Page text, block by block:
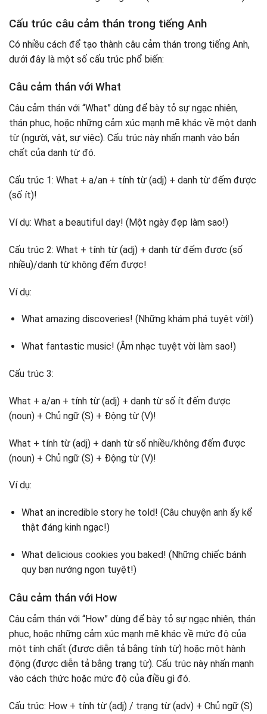
Cấu trúc câu cảm thán trong tiếng Anh
Có nhiều cách để tạo thành câu cảm thán trong tiếng Anh,
dưới đây là một số cấu trúc phổ biến:
Câu cảm thán với What
Câu cảm thán với “What” dùng để bày tỏ sự ngạc nhiên,
thán phục, hoặc những cảm xúc mạnh mẽ khác về một danh
từ (người, vật, sự việc). Cấu trúc này nhấn mạnh vào bản
chất của danh từ đó.
Cấu trúc 1: What + a/an + tính từ (adj) + danh từ đếm được
(số ít)!
Ví dụ: What a beautiful day! (Một ngày đẹp làm sao!)
Cấu trúc 2: What + tính từ (adj) + danh từ đếm được (số
nhiều)/danh từ không đếm được!
Ví dụ:
What amazing discoveries! (Những khám phá tuyệt vời!)
What fantastic music! (Âm nhạc tuyệt vời làm sao!)
Cấu trúc 3:
What + a/an + tính từ (adj) + danh từ số ít đếm được
(noun) + Chủ ngữ (S) + Động từ (V)!
What + tính từ (adj) + danh từ số nhiều/không đếm được
(noun) + Chủ ngữ (S) + Động từ (V)!
Ví dụ:
What an incredible story he told! (Câu chuyện anh ấy kể
thật đáng kinh ngạc!)
What delicious cookies you baked! (Những chiếc bánh
quy bạn nướng ngon tuyệt!)
Câu cảm thán với How
Câu cảm thán với “How” dùng để bày tỏ sự ngạc nhiên, thán
phục, hoặc những cảm xúc mạnh mẽ khác về mức độ của
một tính chất (được diễn tả bằng tính từ) hoặc một hành
động (được diễn tả bằng trạng từ). Cấu trúc này nhấn mạnh
vào cách thức hoặc mức độ của điều gì đó.
Cấu trúc: How + tính từ (adj) / trạng từ (adv) + Chủ ngữ (S)